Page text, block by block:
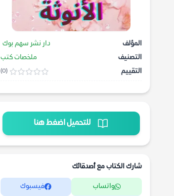
المؤلف
دار نشر سهم بوك
التصنيف
ملخصات كتب
التقييم
(0)
للتحميل اضغط هنا
شارك الكتاب مع أصدقائك
واتساب فيسبوك